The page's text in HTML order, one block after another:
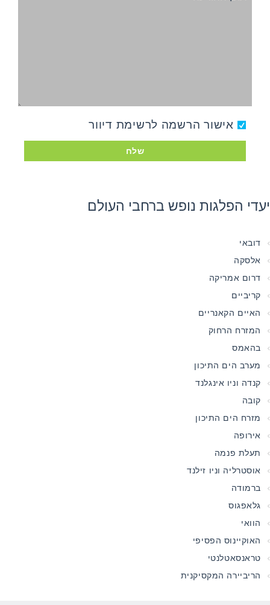
אישור הרשמה לרשימת דיוור
שלח
יעדי הפלגות נופש ברחבי העולם
דובאי
אלסקה
דרום אמריקה
קריביים
האיים הקאנריים
המזרח הרחוק
בהאמס
מערב הים התיכון
קנדה וניו אינגלנד
קובה
מזרח הים התיכון
אירופה
תעלת פנמה
אוסטרליה וניו זילנד
ברמודה
גלאפגוס
הוואי
האוקיינוס הפסיפי
טראנסאטלנטי
הריביירה המקסיקנית